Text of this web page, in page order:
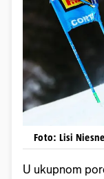
Foto: Lisi
U ukupnom